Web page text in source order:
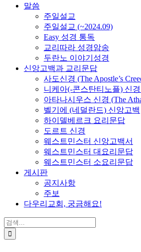
말씀
주일설교
주일설교 (~2024.09)
Easy 성경 통독
교리따라 성경암송
두란노 이야기성경
신앙고백과 교리문답
사도신경 (The Apostle’s
니케아(-콘스탄티노플) 신경
아타나시우스 신경 (The
벨기에 (네덜란드) 신앙고백
하이델베르크 요리문답
도르트 신경
웨스트민스터 신앙고백서
웨스트민스터 대요리문답
웨스트민스터 소요리문답
게시판
공지사항
주보
다우리교회, 궁금해요!
검
색
...